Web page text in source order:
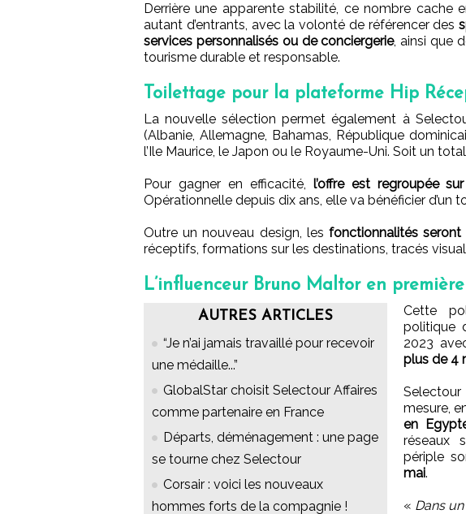
Derrière une apparente stabilité, ce nombre cache
autant d’entrants, avec la volonté de référencer des
services personnalisés ou de conciergerie, ainsi que
tourisme durable et responsable.
Toilettage pour la plateforme Hip
La nouvelle sélection permet également à
(Albanie, Allemagne, Bahamas, République
l’Ile Maurice, le Japon ou le Royaume-Uni. Soit un
Pour gagner en efficacité, l’offre est regroupée
Opérationnelle depuis dix ans, elle va bénéficier d’un
Outre un nouveau design, les fonctionnalités seront
réceptifs, formations sur les destinations, tracés
L’influenceur Bruno Maltor en
AUTRES ARTICLES
“Je n’ai jamais travaillé pour recevoir
une médaille...”
GlobalStar choisit Selectour Affaires
comme partenaire en France
Départs, déménagement : une page
se tourne chez Selectour
Corsair : voici les nouveaux
hommes forts de la compagnie !
Cette
politique
2023
plus de 4
mesure,
en
réseaux
périple
mai.
« Dans